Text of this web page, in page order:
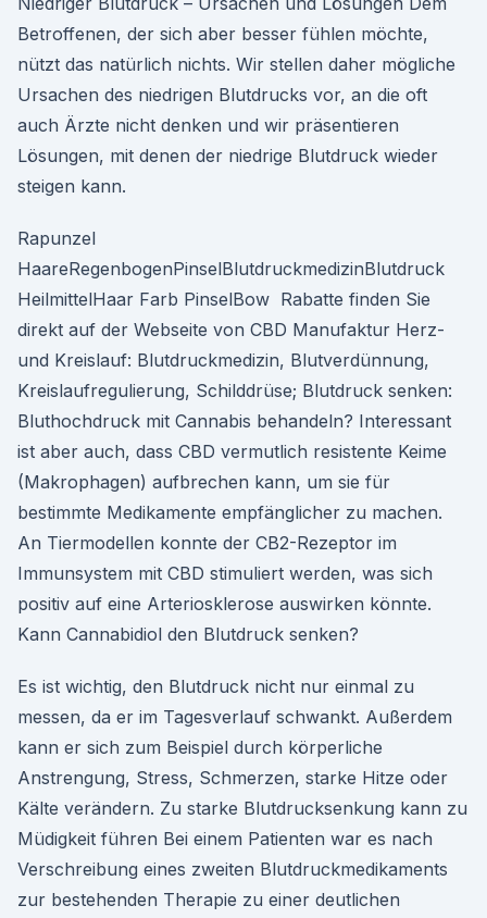
Betroffenen, der sich aber besser fühlen möchte,
nützt das natürlich nichts. Wir stellen daher mögliche
Ursachen des niedrigen Blutdrucks vor, an die oft
auch Ärzte nicht denken und wir präsentieren
Lösungen, mit denen der niedrige Blutdruck wieder
steigen kann.
Rapunzel
HaareRegenbogenPinselBlutdruckmedizinBlutdruck
HeilmittelHaar Farb PinselBow Rabatte finden Sie
direkt auf der Webseite von CBD Manufaktur Herz-
und Kreislauf: Blutdruckmedizin, Blutverdünnung,
Kreislaufregulierung, Schilddrüse; Blutdruck senken:
Bluthochdruck mit Cannabis behandeln? Interessant
ist aber auch, dass CBD vermutlich resistente Keime
(Makrophagen) aufbrechen kann, um sie für
bestimmte Medikamente empfänglicher zu machen.
An Tiermodellen konnte der CB2-Rezeptor im
Immunsystem mit CBD stimuliert werden, was sich
positiv auf eine Arteriosklerose auswirken könnte.
Kann Cannabidiol den Blutdruck senken?
Es ist wichtig, den Blutdruck nicht nur einmal zu
messen, da er im Tagesverlauf schwankt. Außerdem
kann er sich zum Beispiel durch körperliche
Anstrengung, Stress, Schmerzen, starke Hitze oder
Kälte verändern. Zu starke Blutdrucksenkung kann zu
Müdigkeit führen Bei einem Patienten war es nach
Verschreibung eines zweiten Blutdruckmedikaments
zur bestehenden Therapie zu einer deutlichen